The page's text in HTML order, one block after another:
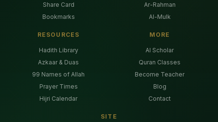
Share Card
Bookmarks
Ar-Rahman
Al-Mulk
RESOURCES
Hadith Library
Azkaar & Duas
99 Names of Allah
Prayer Times
Hijri Calendar
MORE
AI Scholar
Quran Classes
Become Teacher
Blog
Contact
SITE